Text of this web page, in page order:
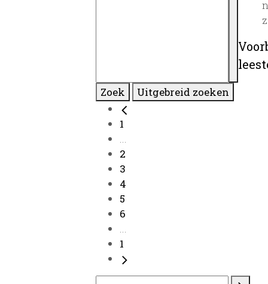
Zoek Uitgebreid zoeken
1
...
2
3
4
5
6
...
1